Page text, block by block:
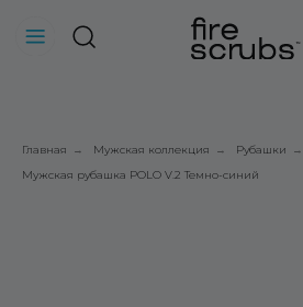
Главная → Мужская коллекция → Рубашки →
Мужская рубашка POLO V.2 Темно-синий